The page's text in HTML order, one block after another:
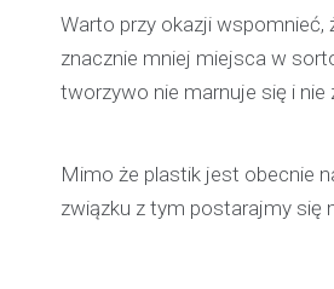
Warto przy okazji wspomnieć,
znacznie mniej miejsca w
tworzywo nie marnuje się i nie
Mimo że plastik jest obecnie
związku z tym postarajmy się